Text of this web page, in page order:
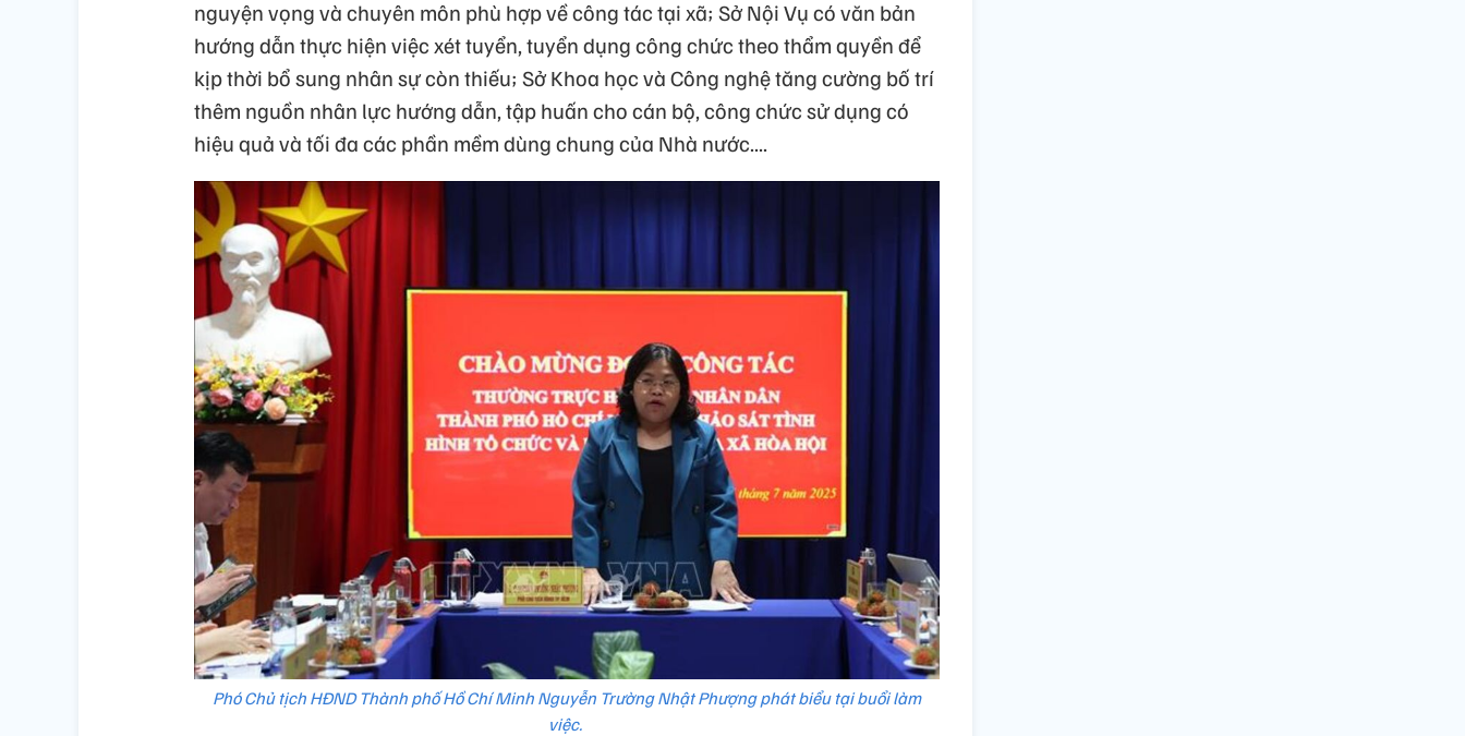
nguyện vọng và chuyên môn phù hợp về công tác tại xã; Sở Nội Vụ có văn bản
hướng dẫn thực hiện việc xét tuyển, tuyển dụng công chức theo thẩm quyền để
kịp thời bổ sung nhân sự còn thiếu; Sở Khoa học và Công nghệ tăng cường bố trí
thêm nguồn nhân lực hướng dẫn, tập huấn cho cán bộ, công chức sử dụng có
hiệu quả và tối đa các phần mềm dùng chung của Nhà nước....
Phó Chủ tịch HĐND Thành phố Hồ Chí Minh Nguyễn Trường Nhật Phượng phát biểu tại buổi làm
việc.